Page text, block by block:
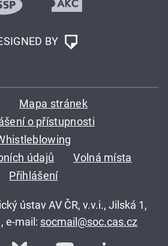
BY
Mapa stránek
o přístupnosti
údajů
Volná místa
Přihlášení
ústav AV ČR, v.v.i., Jilská 1,
e-mail: socmail@soc.cas.cz